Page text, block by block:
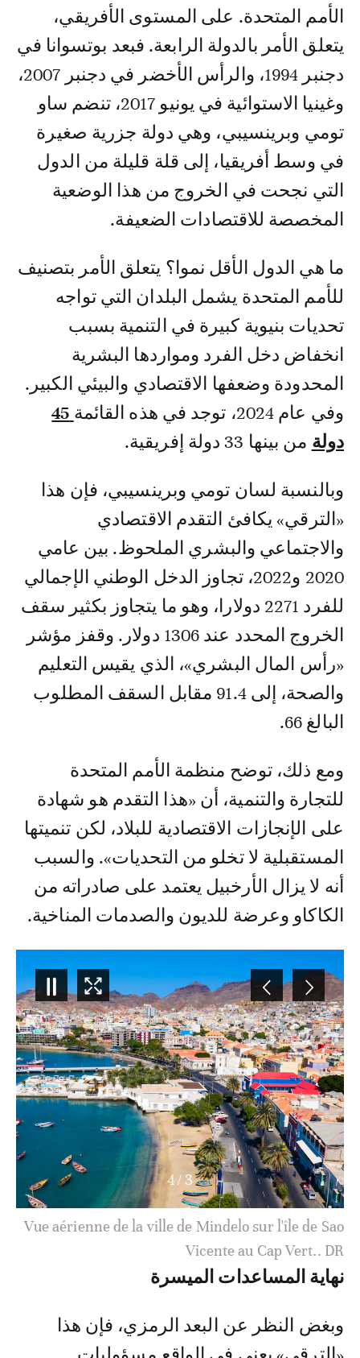
الأمم المتحدة. على المستوى الأفريقي،
يتعلق الأمر بالدولة الرابعة. فبعد بوتسوانا في
دجنبر 1994، والرأس الأخضر في دجنبر 2007،
وغينيا الاستوائية في يونيو 2017، تنضم ساو
تومي وبرينسيبي، وهي دولة جزرية صغيرة
في وسط أفريقيا، إلى قلة قليلة من الدول
التي نجحت في الخروج من هذا الوضعية
المخصصة للاقتصادات الضعيفة.
ما هي الدول الأقل نموا؟ يتعلق الأمر بتصنيف
للأمم المتحدة يشمل البلدان التي تواجه
تحديات بنيوية كبيرة في التنمية بسبب
انخفاض دخل الفرد ومواردها البشرية
المحدودة وضعفها الاقتصادي والبيئي الكبير.
وفي عام 2024، توجد في هذه القائمة
45
دولة من بينها 33 دولة إفريقية.
وبالنسبة لسان تومي وبرينسيبي، فإن هذا
«الترقي» يكافئ التقدم الاقتصادي
والاجتماعي والبشري الملحوظ. بين عامي
2020 و2022، تجاوز الدخل الوطني الإجمالي
للفرد 2271 دولارا، وهو ما يتجاوز بكثير سقف
الخروج المحدد عند 1306 دولار. وقفز مؤشر
«رأس المال البشري»، الذي يقيس التعليم
والصحة، إلى 91.4 مقابل السقف المطلوب
البالغ 66.
ومع ذلك، توضح منظمة الأمم المتحدة
للتجارة والتنمية، أن «هذا التقدم هو شهادة
على الإنجازات الاقتصادية للبلاد، لكن تنميتها
المستقبلية لا تخلو من التحديات». والسبب
أنه لا يزال الأرخبيل يعتمد على صادراته من
الكاكاو وعرضة للديون والصدمات المناخية.
3
/
4
Vue aérienne de la ville de Mindelo sur l'île de Sao
Vicente au Cap Vert.. DR
نهاية المساعدات الميسرة
وبغض النظر عن البعد الرمزي، فإن هذا